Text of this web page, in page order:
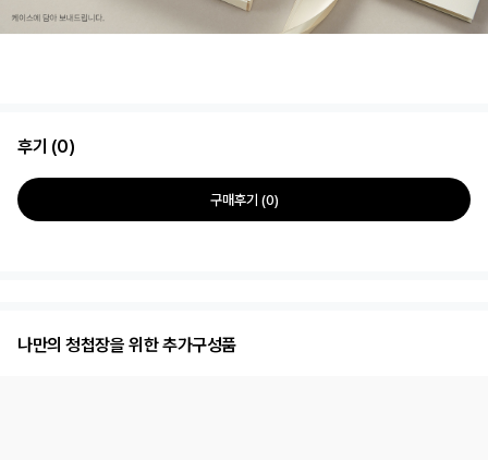
후기 (0)
구매후기 (0)
나만의 청첩장을 위한 추가구성품